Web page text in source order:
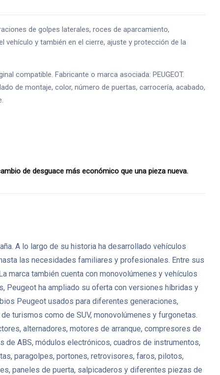
de golpes laterales, roces de aparcamiento,
y también en el cierre, ajuste y protección de la
compatible. Fabricante o marca asociada: PEUGEOT.
de montaje, color, número de puertas, carrocería, acabado,
de desguace más económico que una pieza nueva.
A lo largo de su historia ha desarrollado vehículos
las necesidades familiares y profesionales. Entre sus
marca también cuenta con monovolúmenes y vehículos
Peugeot ha ampliado su oferta con versiones híbridas y
Peugeot usados para diferentes generaciones,
turismos como de SUV, monovolúmenes y furgonetas.
alternadores, motores de arranque, compresores de
de ABS, módulos electrónicos, cuadros de instrumentos,
paragolpes, portones, retrovisores, faros, pilotos,
paneles de puerta, salpicaderos y diferentes piezas de